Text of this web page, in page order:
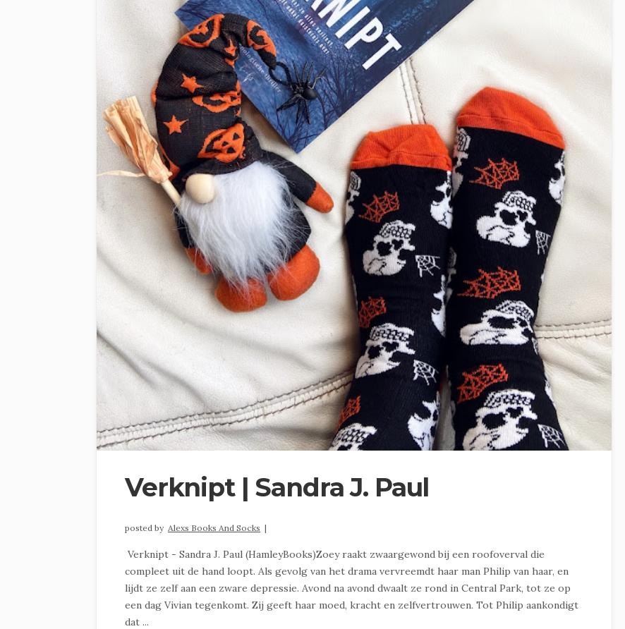
Verknipt | Sandra J. Paul
posted by Alexs Books And Socks |
Verknipt - Sandra J. Paul (HamleyBooks)Zoey raakt zwaargewond bij een roofoverval die
compleet uit de hand loopt. Als gevolg van het drama vervreemdt haar man Philip van haar, en
lijdt ze zelf aan een zware depressie. Avond na avond dwaalt ze rond in Central Park, tot ze op
een dag Vivian tegenkomt. Zij geeft haar moed, kracht en zelfvertrouwen. Tot Philip aankondigt
dat ...